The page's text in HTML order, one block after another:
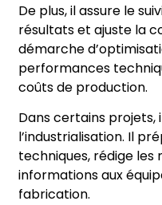
De plus, il assure le
résultats et ajuste la
démarche
performances
coûts de production.
Dans certains projets,
l’industrialisation. Il
techniques, rédige
informations aux
fabrication.